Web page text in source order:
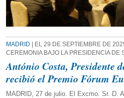
MADRID | EL 29 DE SEPTIEMBRE DE
CEREMONIA BAJO LA PRESIDENCIA DE
António Costa, Presidente
recibió el Premio Fórum
MADRID, 27 de julio. El Excmo. Sr. D.